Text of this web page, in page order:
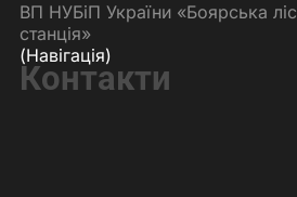
ВП НУБіП України «Боярська
станція»
(Навігація)
Контакти